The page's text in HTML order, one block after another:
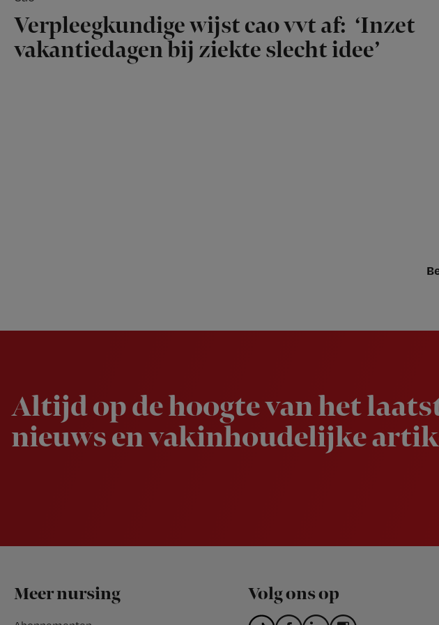
Verpleegkundige wijst cao vvt af: ‘Inzet
vakantiedagen bij ziekte slecht idee’
Altijd op de hoogte van het
nieuws en vakinhoudelijke
Footer
Meer nursing Volg ons op